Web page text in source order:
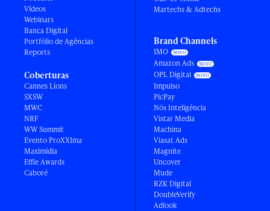
Vídeos
Webinars
Banca Digital
Portfólio de Agências
Reports
Coberturas
Cannes Lions
SXSW
MWC
NRF
WW Summit
Evento ProXXIma
Maximídia
Effie Awards
Caboré
Martechs & Adtechs
Brand Channels
IMO
Amazon Ads
OPL Digital
Impulso
PicPay
Nós Inteligência
Vistar Media
Machina
Viasat Ads
Magnite
Uncover
Mude
RZK Digital
DoubleVerify
Adlook